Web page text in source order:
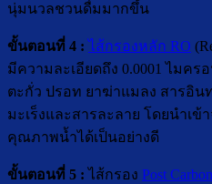
นุ่มนวลชวนดื่มมากขึ้น
ขั้นตอนที่ 4 :ไส้กรองหลัก RO
มีความละเอียดถึง 0.0001 ไมคร
ตะกั่ว ปรอท ยาฆ่าแมลง สารอิน
มะเร็งและสารละลาย โดยนำเข้
คุณภาพน้ำได้เป็นอย่างดี
ขั้นตอนที่ 5 :ไส้กรอง Post Carbon